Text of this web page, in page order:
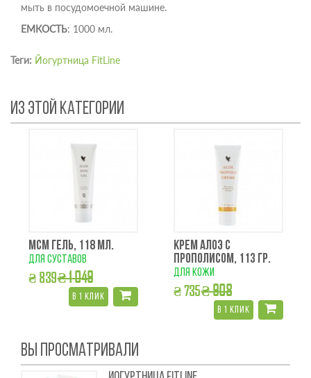
мыть в посудомоечной машине.
ЕМКОСТЬ: 1000 мл.
Теги: Йогуртница FitLine
ИЗ ЭТОЙ КАТЕГОРИИ
МCM ГЕЛЬ, 118 МЛ.
для суставов
₴ 839₴ 1 049
в 1 клик
КРЕМ АЛОЭ С
ПРОПОЛИСОМ, 113 ГР.
для кожи
₴ 735₴ 908
в 1 клик
ВЫ ПРОСМАТРИВАЛИ